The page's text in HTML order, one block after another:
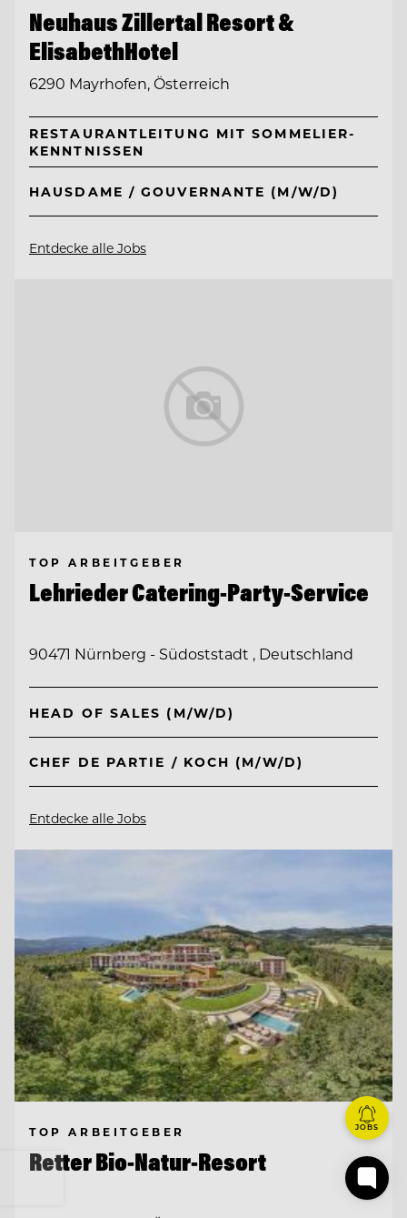
Neuhaus Zillertal Resort &
ElisabethHotel
6290 Mayrhofen, Österreich
RESTAURANTLEITUNG MIT SOMMELIER-
KENNTNISSEN
HAUSDAME / GOUVERNANTE (M/W/D)
Entdecke alle Jobs
TOP ARBEITGEBER
Lehrieder Catering-Party-Service
90471 Nürnberg - Südoststadt , Deutschland
HEAD OF SALES (M/W/D)
CHEF DE PARTIE / KOCH (M/W/D)
Entdecke alle Jobs
TOP ARBEITGEBER
Retter Bio-Natur-Resort
JOBS